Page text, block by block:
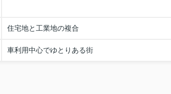
住宅地と工業地の複合
車利用中心でゆとりある街